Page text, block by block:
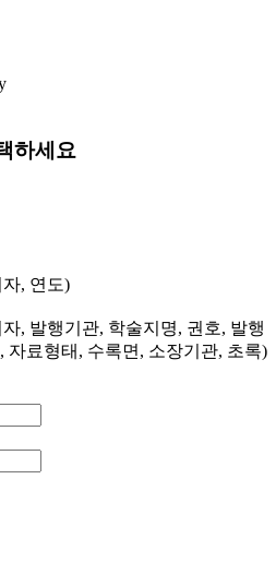
하세요
, 연도)
, 발행기관, 학술지명, 권호, 발행
자료형태, 수록면, 소장기관, 초록)